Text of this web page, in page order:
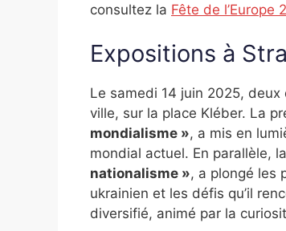
consultez la Fête de l’Europe
Expositions à
Le samedi 14 juin 2025,
ville, sur la place Kléber. La
mondialisme », a mis en
mondial actuel. En parallèle,
nationalisme », a plongé les
ukrainien et les défis qu’il
diversifié, animé par la